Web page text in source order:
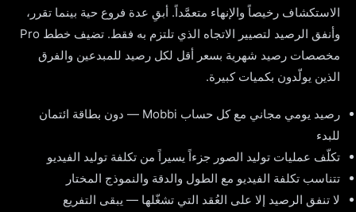
الاستكشاف رخيصاً والإنهاء متعمَّداً. أبقِ عدة فروع حية بينما تقرر،
وأنفق الرصيد لتصيير الاتجاه الذي تلتزم به فقط. تضيف خطط Pro
مخصصات رصيد شهرية بسعر أقل لكل رصيد للمبدعين والفرق
الذين يولّدون بكميات كبيرة.
رصيد يومي مجاني مع كل حساب Mobbi — دون بطاقة ائتمان
للبدء
تكلّف عمليات توليد الصور جزءاً يسيراً من تكلفة توليد الفيديو
تتناسب تكلفة الفيديو مع الطول والدقة والنموذج المختار
لا تنفق الرصيد إلا على العُقد التي تشغّلها — يبقى التفريع